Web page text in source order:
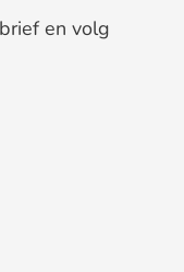
en volg